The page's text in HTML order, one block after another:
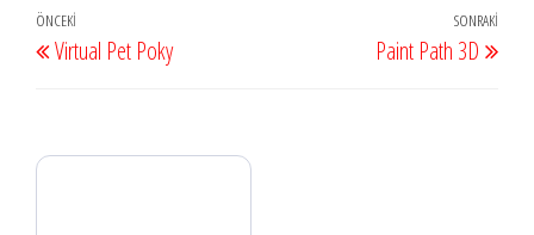
Yazı
dolaşımı
Önceki
Yazı
ÖNCEKI
Virtual Pet Poky
Yazı
SONRAKI
Paint Path 3D